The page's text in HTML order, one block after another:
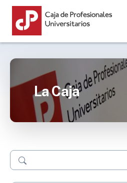
La Caja
Buscar